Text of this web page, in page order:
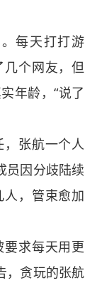
每天打打游
个网友，但
年龄，“说了
张航一个人
员因分歧陆续
，管束愈加
求每天用更
，贪玩的张航